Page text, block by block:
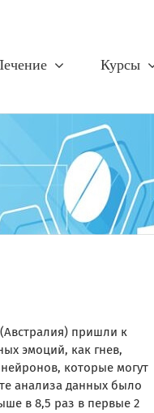
Курсы
пришли к
эмоций, как гнев,
которые могут
анализа данных было
в 8,5 раз в первые 2